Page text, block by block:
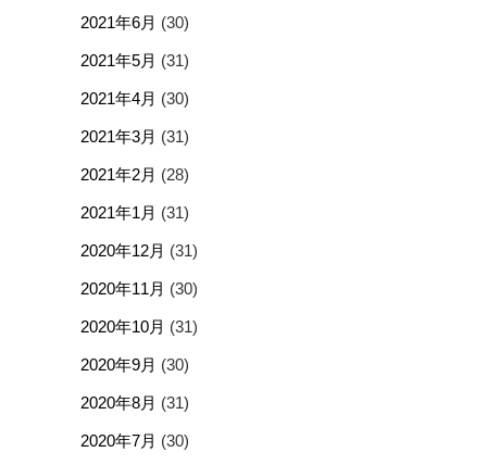
2021年6月 (30)
2021年5月 (31)
2021年4月 (30)
2021年3月 (31)
2021年2月 (28)
2021年1月 (31)
2020年12月 (31)
2020年11月 (30)
2020年10月 (31)
2020年9月 (30)
2020年8月 (31)
2020年7月 (30)